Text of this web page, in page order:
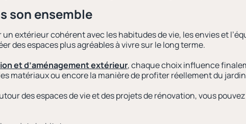
son ensemble
extérieur cohérent avec les habitudes de vie, les envies et
des espaces plus agréables à vivre sur le long terme.
et d’aménagement extérieur, chaque choix influence
matériaux ou encore la manière de profiter réellement du
des espaces de vie et des projets de rénovation, vous